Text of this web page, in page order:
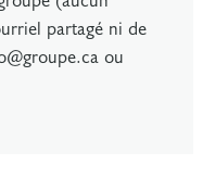
partagé ni de
ou